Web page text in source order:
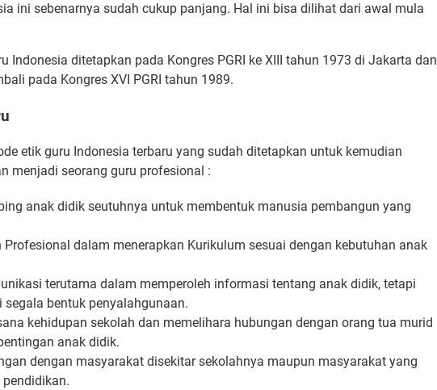
ini sebenarnya sudah cukup panjang. Hal ini bisa dilihat dari awal mula
Indonesia ditetapkan pada Kongres PGRI ke XIII tahun 1973 di Jakarta dan
pada Kongres XVI PGRI tahun 1989.
etik guru Indonesia terbaru yang sudah ditetapkan untuk kemudian
menjadi seorang guru profesional :
anak didik seutuhnya untuk membentuk manusia pembangun yang
dalam menerapkan Kurikulum sesuai dengan kebutuhan anak
terutama dalam memperoleh informasi tentang anak didik, tetapi
bentuk penyalahgunaan.
kehidupan sekolah dan memelihara hubungan dengan orang tua murid
anak didik.
dengan masyarakat disekitar sekolahnya maupun masyarakat yang
pendidikan.